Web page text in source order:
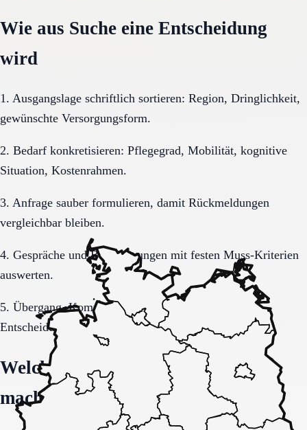
Wie aus Suche eine Entscheidung
wird
1. Ausgangslage schriftlich sortieren: Region, Dringlichkeit,
gewünschte Versorgungsform.
2. Bedarf konkretisieren: Pflegegrad, Mobilität, kognitive
Situation, Kostenrahmen.
3. Anfrage sauber formulieren, damit Rückmeldungen
vergleichbar bleiben.
4. Gespräche und Besichtigungen mit festen Muss-Kriterien
auswerten.
5. Übergang, Kommunikation und Kosten vor der
Entscheidung vollständig klären.
Welche Fragen den Unterschied
machen